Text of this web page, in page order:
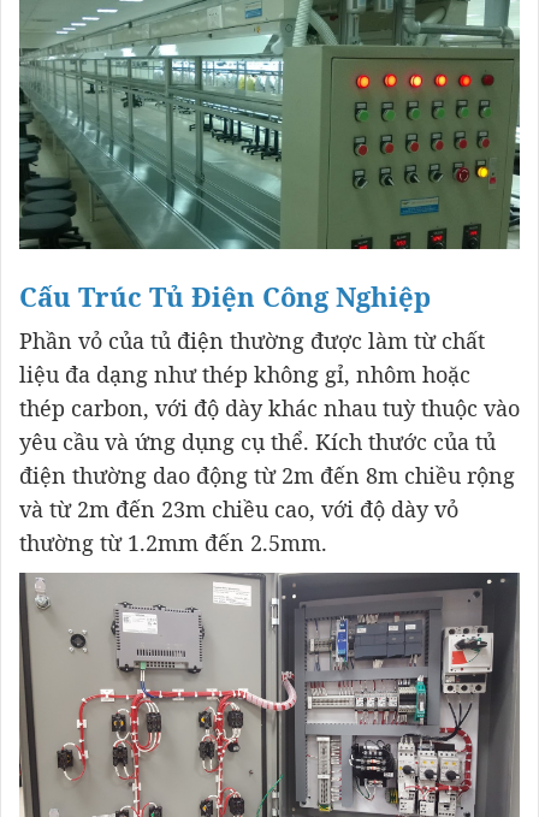
Cấu Trúc Tủ Điện Công Nghiệp
Phần vỏ của tủ điện thường được làm từ chất
liệu đa dạng như thép không gỉ, nhôm hoặc
thép carbon, với độ dày khác nhau tuỳ thuộc vào
yêu cầu và ứng dụng cụ thể. Kích thước của tủ
điện thường dao động từ 2m đến 8m chiều rộng
và từ 2m đến 23m chiều cao, với độ dày vỏ
thường từ 1.2mm đến 2.5mm.